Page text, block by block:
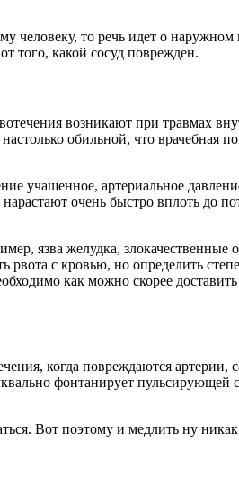
человеку, то речь идет о наружном
того, какой сосуд поврежден.
возникают при травмах
обильной, что врачебная
учащенное, артериальное
очень быстро вплоть до
язва желудка, злокачественные
с кровью, но определить
как можно скорее
когда повреждаются артерии,
фонтанирует пульсирующей
Вот поэтому и медлить ну никак